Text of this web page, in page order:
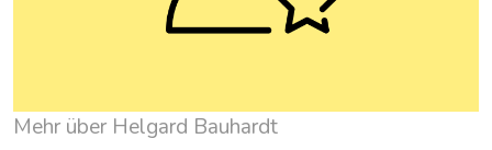
Mehr über Helgard Bauhardt